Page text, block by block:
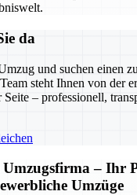
da
und suchen einen
steht Ihnen von der
– professionell,
Umzugsfirma – Ihr
Umzüge